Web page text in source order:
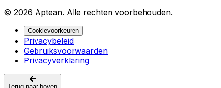
© 2026 Aptean. Alle rechten voorbehouden.
Cookievoorkeuren
Privacybeleid
Gebruiksvoorwaarden
Privacyverklaring
Terug naar boven